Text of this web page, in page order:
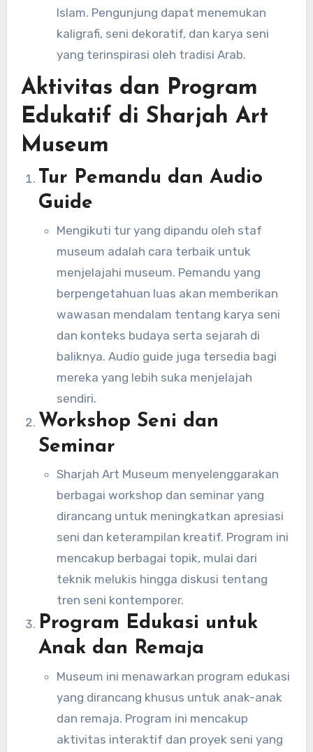
Islam. Pengunjung dapat menemukan
kaligrafi, seni dekoratif, dan karya seni
yang terinspirasi oleh tradisi Arab.
Aktivitas dan Program
Edukatif di Sharjah Art
Museum
Tur Pemandu dan Audio
Guide
Mengikuti tur yang dipandu oleh staf
museum adalah cara terbaik untuk
menjelajahi museum. Pemandu yang
berpengetahuan luas akan memberikan
wawasan mendalam tentang karya seni
dan konteks budaya serta sejarah di
baliknya. Audio guide juga tersedia bagi
mereka yang lebih suka menjelajah
sendiri.
Workshop Seni dan
Seminar
Sharjah Art Museum menyelenggarakan
berbagai workshop dan seminar yang
dirancang untuk meningkatkan apresiasi
seni dan keterampilan kreatif. Program ini
mencakup berbagai topik, mulai dari
teknik melukis hingga diskusi tentang
tren seni kontemporer.
Program Edukasi untuk
Anak dan Remaja
Museum ini menawarkan program edukasi
yang dirancang khusus untuk anak-anak
dan remaja. Program ini mencakup
aktivitas interaktif dan proyek seni yang